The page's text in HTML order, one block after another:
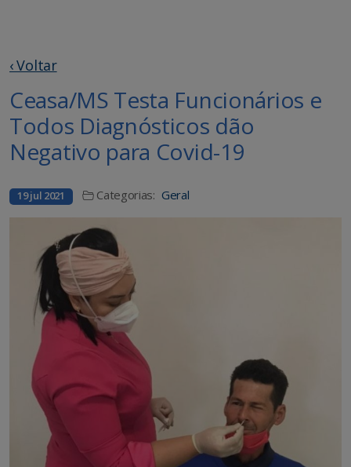
‹ Voltar
Ceasa/MS Testa Funcionários e
Todos Diagnósticos dão
Negativo para Covid-19
19 jul 2021 Categorias: Geral